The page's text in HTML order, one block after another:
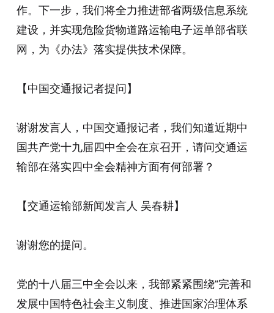
作。下一步，我们将全力推进部省两级信息系统
建设，并实现危险货物道路运输电子运单部省联
网，为《办法》落实提供技术保障。
【中国交通报记者提问】
谢谢发言人，中国交通报记者，我们知道近期中
国共产党十九届四中全会在京召开，请问交通运
输部在落实四中全会精神方面有何部署？
【交通运输部新闻发言人 吴春耕】
谢谢您的提问。
党的十八届三中全会以来，我部紧紧围绕“完善和
发展中国特色社会主义制度、推进国家治理体系